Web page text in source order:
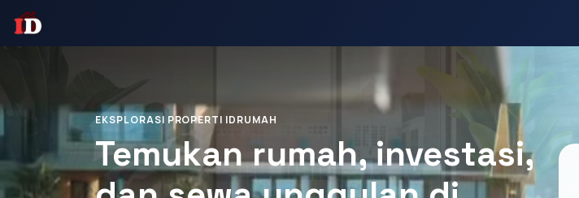
EKSPLORASI PROPERTI IDRUMAH
Temukan rumah, investasi,